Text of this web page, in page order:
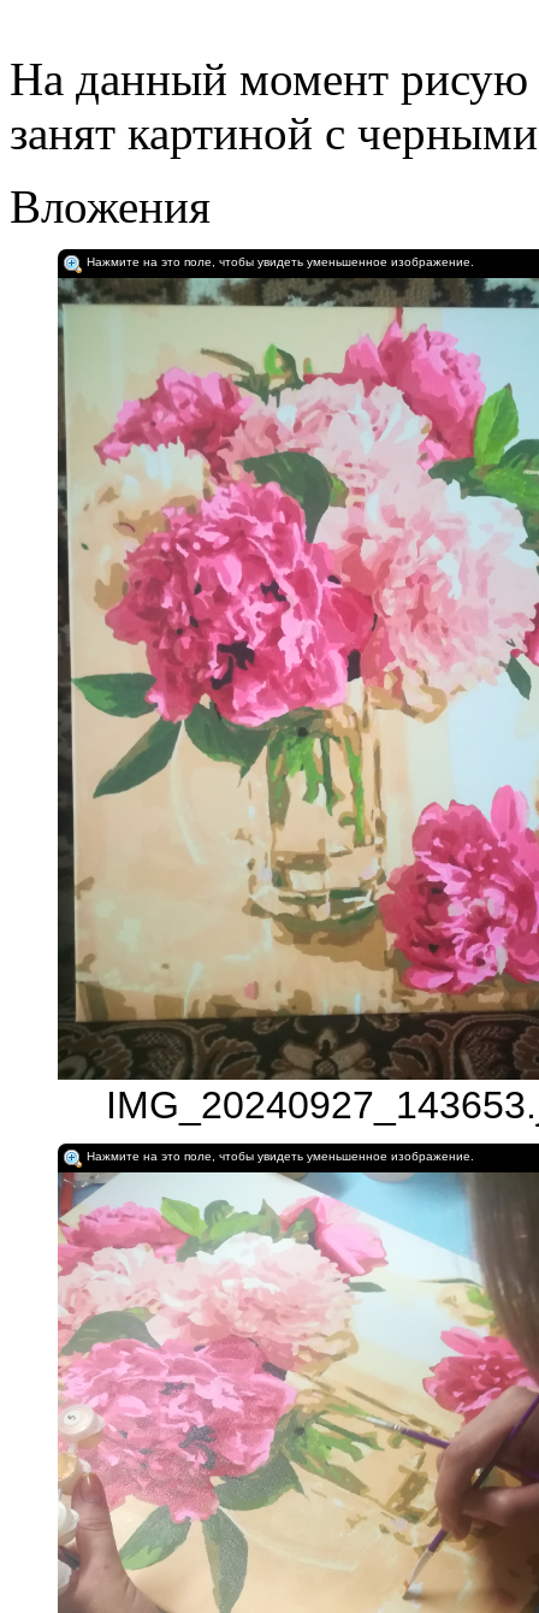
На данный момент
занят картиной с
Вложения
Нажмите на это поле, чтобы увидеть уменьшенное изображение.
Нажмите на это поле, чтобы увидеть уменьшенное изображение.